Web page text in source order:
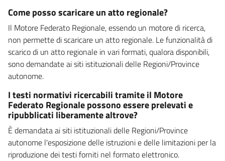
Come posso scaricare un atto regionale?
Il Motore Federato Regionale, essendo un motore di ricerca,
non permette di scaricare un atto regionale. Le funzionalità di
scarico di un atto regionale in vari formati, qualora disponibili,
sono demandate ai siti istituzionali delle Regioni/Province
autonome.
I testi normativi ricercabili tramite il Motore
Federato Regionale possono essere prelevati e
ripubblicati liberamente altrove?
È demandata ai siti istituzionali delle Regioni/Province
autonome l'esposizione delle istruzioni e delle limitazioni per la
riproduzione dei testi forniti nel formato elettronico.